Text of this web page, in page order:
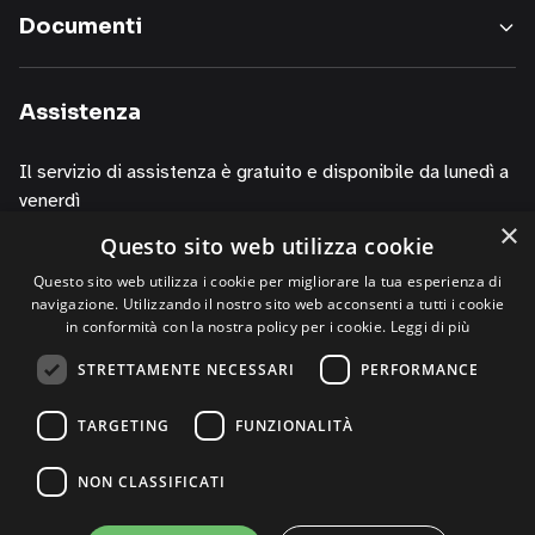
servizi,
informazioni
corsi
nostra
società,
presentazioni
iniziative
P.R.,
di
studi,
di
convegni,
anche
Documenti
Assistenza
Il servizio di assistenza è gratuito e disponibile da lunedì a
venerdì
dalle 10.00 alle 13.00
dalle 14.00 alle 19.00
contattando i numeri
+39 02 30076303
+39 320 0125844 (via Whatsapp)
×
Questo sito web utilizza cookie
Questo sito web utilizza i cookie per migliorare la tua esperienza di
navigazione. Utilizzando il nostro sito web acconsenti a tutti i cookie
in conformità con la nostra policy per i cookie. Leggi di più
STRETTAMENTE NECESSARI PERFORMANCE
TARGETING FUNZIONALITÀ
NON CLASSIFICATI